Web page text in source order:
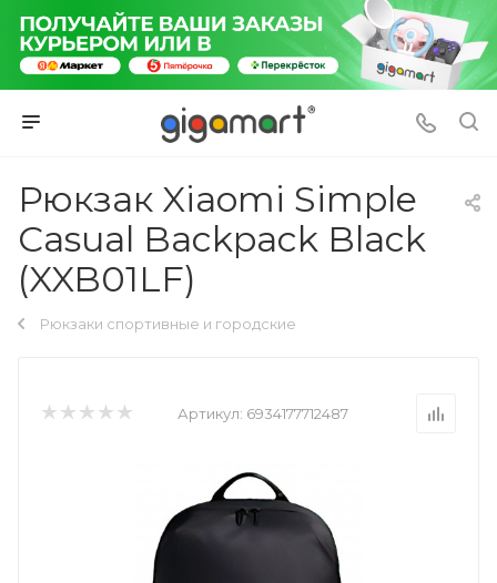
Рюкзак Xiaomi Simple
Casual Backpack Black
(XXB01LF)
Рюкзаки спортивные и городские
Артикул: 6934177712487